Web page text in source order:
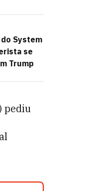
System
se
Trump
pediu